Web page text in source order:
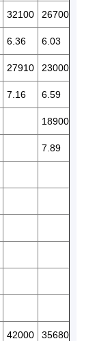
32100 26700
6.36 6.03
27910 23000
7.16 6.59
18900
7.89
42000 35680